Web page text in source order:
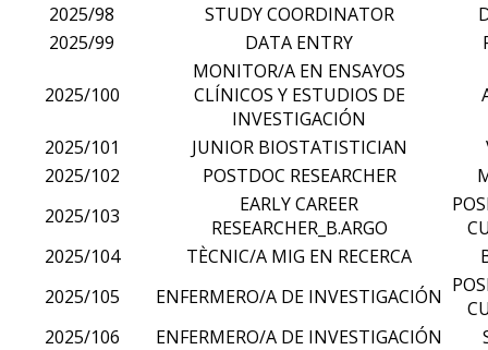
2025/98
STUDY COORDINATOR
2025/99
DATA ENTRY
2025/100
MONITOR/A EN ENSAYOS
CLÍNICOS Y ESTUDIOS DE
INVESTIGACIÓN
2025/101 JUNIOR BIOSTATISTICIAN
2025/102
POSTDOC RESEARCHER
2025/103
EARLY CAREER
RESEARCHER_B.ARGO
2025/104
TÈCNIC/A MIG EN RECERCA
2025/105
ENFERMERO/A DE INVESTIGACIÓN
2025/106
ENFERMERO/A DE INVESTIGACIÓN